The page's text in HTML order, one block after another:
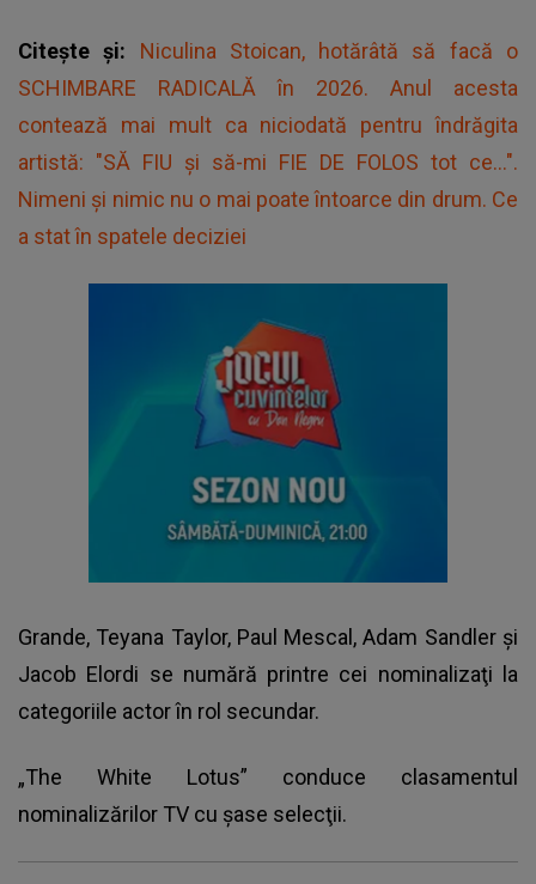
Citește și: Niculina Stoican, hotărâtă să facă o
SCHIMBARE RADICALĂ în 2026. Anul acesta
contează mai mult ca niciodată pentru îndrăgita
artistă: "SĂ FIU și să-mi FIE DE FOLOS tot ce...".
Nimeni și nimic nu o mai poate întoarce din drum. Ce
a stat în spatele deciziei
Grande, Teyana Taylor, Paul Mescal, Adam Sandler şi
Jacob Elordi se numără printre cei nominalizaţi la
categoriile actor în rol secundar.
„The White Lotus” conduce clasamentul
nominalizărilor TV cu şase selecţii.